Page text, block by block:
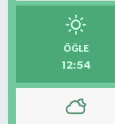
ÖĞLE
12:54